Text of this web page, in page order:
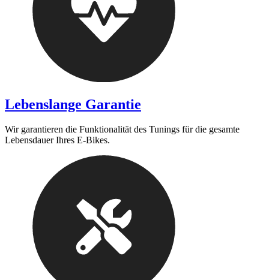
Lebenslange Garantie
Wir garantieren die Funktionalität des Tunings für die gesamte
Lebensdauer Ihres E-Bikes.